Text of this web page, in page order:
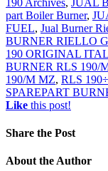
part Boiler Burner,
FUEL, Jual Burner
BURNER RIELLO
190 ORIGINAL
BURNER RLS 190/
190/M MZ, RLS
SPAREPART
Like this post!
Share the Post
About the Author